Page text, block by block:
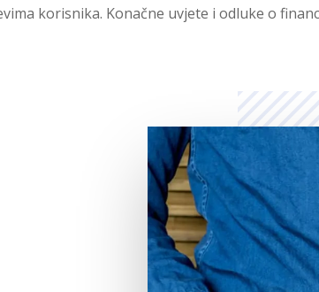
korisnika. Konačne uvjete i odluke o